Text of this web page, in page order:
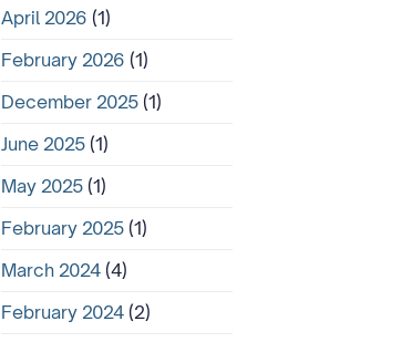
April 2026 (1)
February 2026 (1)
December 2025 (1)
June 2025 (1)
May 2025 (1)
February 2025 (1)
March 2024 (4)
February 2024 (2)